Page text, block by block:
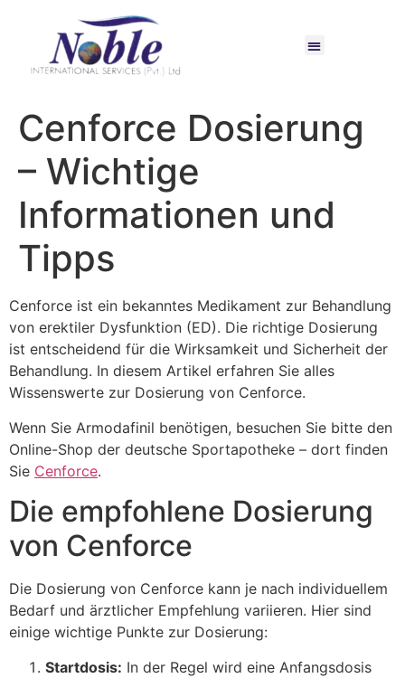
Cenforce Dosierung
– Wichtige
Informationen und
Tipps
Cenforce ist ein bekanntes Medikament zur Behandlung
von erektiler Dysfunktion (ED). Die richtige Dosierung
ist entscheidend für die Wirksamkeit und Sicherheit der
Behandlung. In diesem Artikel erfahren Sie alles
Wissenswerte zur Dosierung von Cenforce.
Wenn Sie Armodafinil benötigen, besuchen Sie bitte den
Online-Shop der deutsche Sportapotheke – dort finden
Sie Cenforce.
Die empfohlene Dosierung
von Cenforce
Die Dosierung von Cenforce kann je nach individuellem
Bedarf und ärztlicher Empfehlung variieren. Hier sind
einige wichtige Punkte zur Dosierung:
Startdosis: In der Regel wird eine Anfangsdosis